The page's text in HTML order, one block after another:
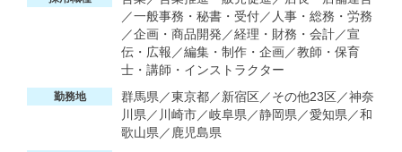
／一般事務・秘書・受付／人事・総務・労務
／企画・商品開発／経理・財務・会計／宣
伝・広報／編集・制作・企画／教師・保育
士・講師・インストラクター
勤務地
群馬県／東京都／新宿区／その他23区／神奈
川県／川崎市／岐阜県／静岡県／愛知県／和
歌山県／鹿児島県